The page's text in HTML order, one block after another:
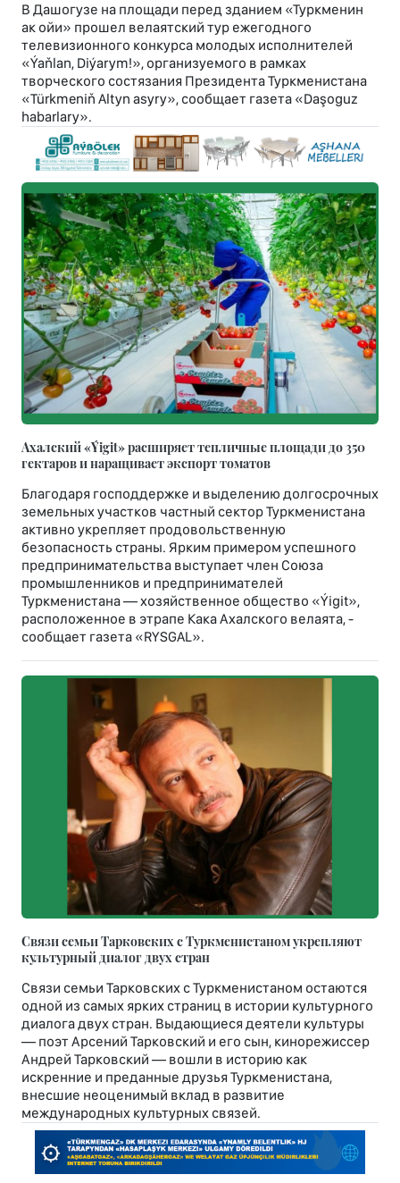
В Дашогузе на площади перед зданием «Туркменин
ак ойи» прошел велаятский тур ежегодного
телевизионного конкурса молодых исполнителей
«Ýaňlan, Diýarym!», организуемого в рамках
творческого состязания Президента Туркменистана
«Türkmeniň Altyn asyry», сообщает газета «Daşoguz
habarlary».
Ахалский «Ýigit» расширяет тепличные площади до 350
гектаров и наращивает экспорт томатов
Благодаря господдержке и выделению долгосрочных
земельных участков частный сектор Туркменистана
активно укрепляет продовольственную
безопасность страны. Ярким примером успешного
предпринимательства выступает член Союза
промышленников и предпринимателей
Туркменистана — хозяйственное общество «Ýigit»,
расположенное в этрапе Кака Ахалского велаята, -
сообщает газета «RYSGAL».
Связи семьи Тарковских с Туркменистаном укрепляют
культурный диалог двух стран
Связи семьи Тарковских с Туркменистаном остаются
одной из самых ярких страниц в истории культурного
диалога двух стран. Выдающиеся деятели культуры
— поэт Арсений Тарковский и его сын, кинорежиссер
Андрей Тарковский — вошли в историю как
искренние и преданные друзья Туркменистана,
внесшие неоценимый вклад в развитие
международных культурных связей.